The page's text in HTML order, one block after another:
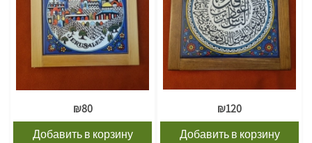
₪80
Добавить в корзину
₪120
Добавить в корзину